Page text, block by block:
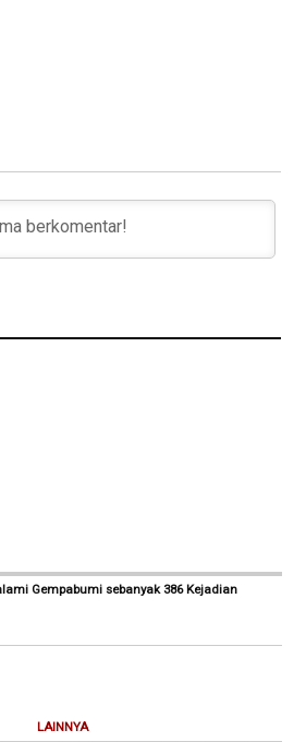
Gempabumi sebanyak 386 Kejadian
LAINNYA